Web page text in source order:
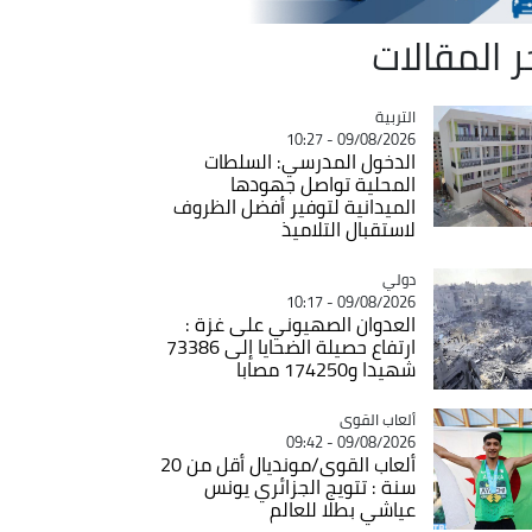
المقالات
Catégorie
التربية
09/08/2026 - 10:27
الدخول المدرسي: السلطات
المحلية تواصل جهودها
الميدانية لتوفير أفضل الظروف
لاستقبال التلاميذ
Catégorie
دولي
09/08/2026 - 10:17
العدوان الصهيوني على غزة :
ارتفاع حصيلة الضحايا إلى 73386
شهيدا و174250 مصابا
Catégorie
ألعاب القوى
09/08/2026 - 09:42
ألعاب القوى/مونديال أقل من 20
سنة : تتويج الجزائري يونس
عياشي بطلا للعالم